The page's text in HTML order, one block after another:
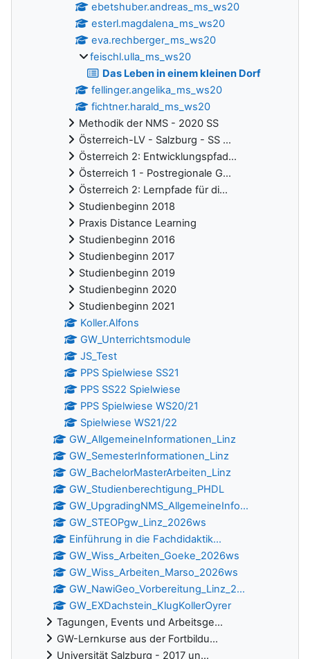
ebetshuber.andreas_ms_ws20
esterl.magdalena_ms_ws20
eva.rechberger_ms_ws20
feischl.ulla_ms_ws20
Das Leben in einem kleinen Dorf
fellinger.angelika_ms_ws20
fichtner.harald_ms_ws20
Methodik der NMS - 2020 SS
Österreich-LV - Salzburg - SS ...
Österreich 2: Entwicklungspfad...
Österreich 1 - Postregionale G...
Österreich 2: Lernpfade für di...
Studienbeginn 2018
Praxis Distance Learning
Studienbeginn 2016
Studienbeginn 2017
Studienbeginn 2019
Studienbeginn 2020
Studienbeginn 2021
Koller.Alfons
GW_Unterrichtsmodule
JS_Test
PPS Spielwiese SS21
PPS SS22 Spielwiese
PPS Spielwiese WS20/21
Spielwiese WS21/22
GW_AllgemeineInformationen_Linz
GW_SemesterInformationen_Linz
GW_BachelorMasterArbeiten_Linz
GW_Studienberechtigung_PHDL
GW_UpgradingNMS_AllgemeineInfo...
GW_STEOPgw_Linz_2026ws
Einführung in die Fachdidaktik...
GW_Wiss_Arbeiten_Goeke_2026ws
GW_Wiss_Arbeiten_Marso_2026ws
GW_NawiGeo_Vorbereitung_Linz_2...
GW_EXDachstein_KlugKollerOyrer
Tagungen, Events und Arbeitsge...
GW-Lernkurse aus der Fortbildu...
Universität Salzburg - 2017 un...